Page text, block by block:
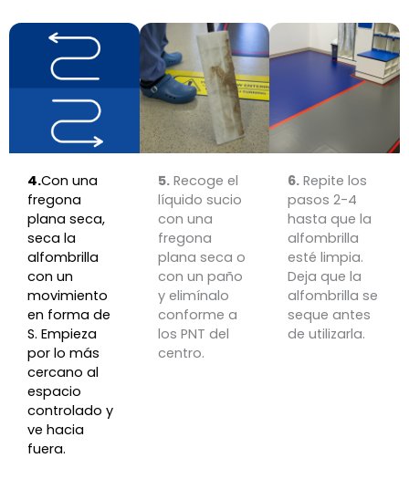
4.Con una
fregona
plana seca,
seca la
alfombrilla
con un
movimiento
en forma de
S. Empieza
por lo más
cercano al
espacio
controlado y
ve hacia
fuera.
5. Recoge el
líquido sucio
con una
fregona
plana seca o
con un paño
y elimínalo
conforme a
los PNT del
centro.
6. Repite los
pasos 2-4
hasta que la
alfombrilla
esté limpia.
Deja que la
alfombrilla se
seque antes
de utilizarla.